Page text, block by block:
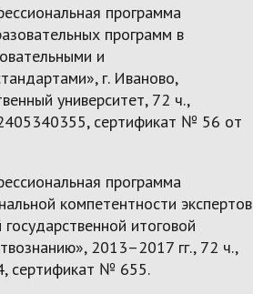
программа
программ в
и
г. Иваново,
университет, 72 ч.,
сертификат № 56 от
программа
компетентности экспертов
итоговой
2013–2017 гг., 72 ч.,
сертификат № 655.